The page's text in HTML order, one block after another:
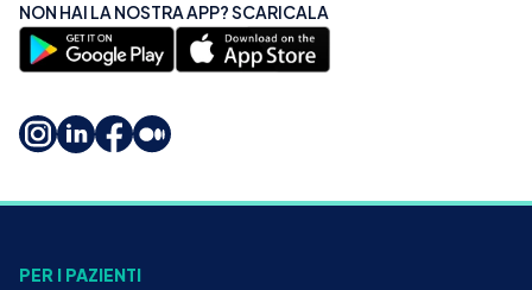
NON HAI LA NOSTRA APP? SCARICALA
PER I PAZIENTI